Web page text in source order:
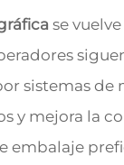
se
sistemas
y mejora la
embalaje